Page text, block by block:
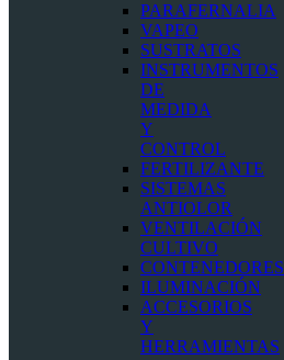
PARAFERNALIA
VAPEO
SUSTRATOS
INSTRUMENTOS
DE
MEDIDA
Y
CONTROL
FERTILIZANTE
SISTEMAS
ANTIOLOR
VENTILACIÓN
CULTIVO
CONTENEDORES
ILUMINACIÓN
ACCESORIOS
Y
HERRAMIENTAS